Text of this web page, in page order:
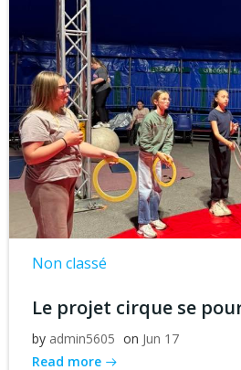
Non classé
Le projet cirque se
by admin5605 on Jun 17
Read more